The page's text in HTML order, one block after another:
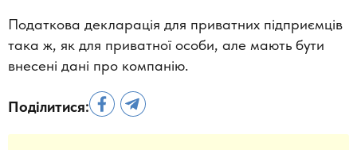
Податкова декларація для приватних підприємців
така ж, як для приватної особи, але мають бути
внесені дані про компанію.
Поділитися: